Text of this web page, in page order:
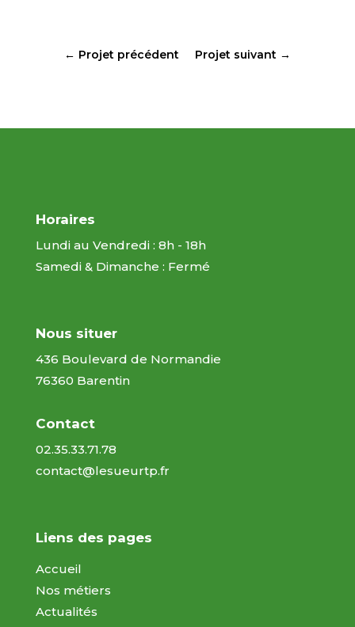
← Projet précédent Projet suivant →
Horaires
Lundi au Vendredi : 8h - 18h
Samedi & Dimanche : Fermé
Nous situer
436 Boulevard de Normandie
76360 Barentin
Contact
02.35.33.71.78
contact@lesueurtp.fr
Liens des pages
Accueil
Nos métiers
Actualités